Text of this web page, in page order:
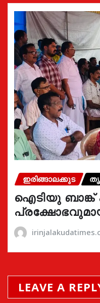
ഇരിങ്ങാലക്കുട
ഐടിയു ബാങ്ക്
LEAVE A